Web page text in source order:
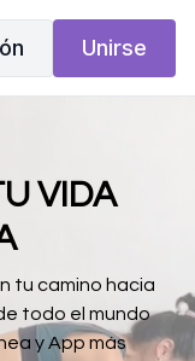
Unirse
VIDA
tu camino hacia
todo el mundo
y App más